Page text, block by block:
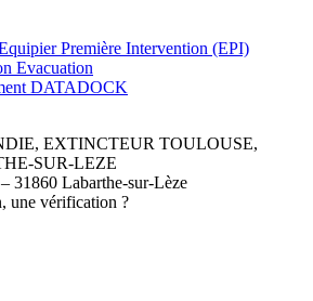
Première Intervention (EPI)
Evacuation
DATADOCK
EXTINCTEUR TOULOUSE,
SUR-LEZE
31860 Labarthe-sur-Lèze
une vérification ?